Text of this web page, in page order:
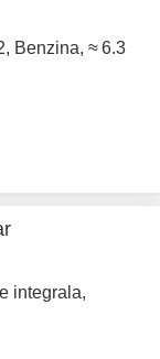
, Benzina, ≈ 6.3
integrala,